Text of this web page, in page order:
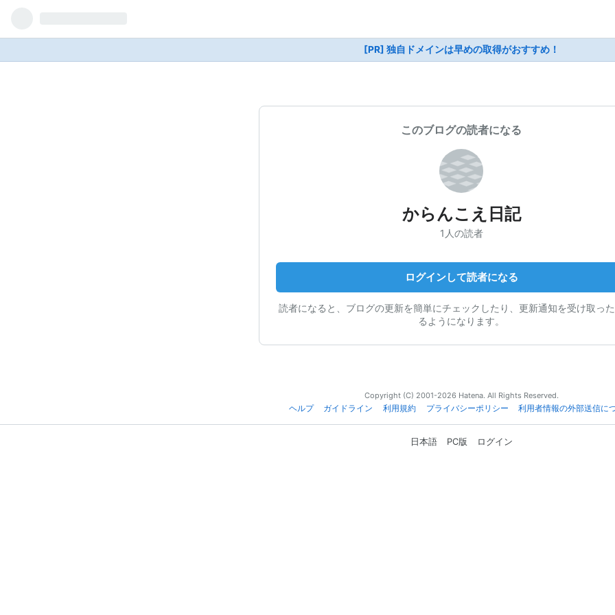
[PR] 独自ドメインは早めの取得がおすすめ！
このブログの読者になる
からんこえ日記
1人の読者
ログインして読者になる
読者になると、ブログの更新を簡単にチェックしたり、更新通知を受け取っ
るようになります。
Copyright (C) 2001-2026 Hatena. All Rights Reserved.
ヘルプ
ガイドライン 利用規約 プライバシーポリシー 利用者情報の外部送信に
日本語 PC版 ログイン